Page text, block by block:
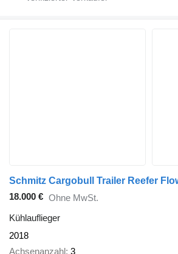
18.000 € Ohne MwSt.
Kühlauflieger
2018
Achsenanzahl 3